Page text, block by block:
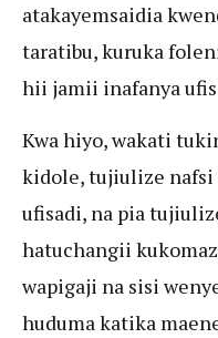
atakayemsaidia
taratibu, kuruka
hii jamii inafanya
Kwa hiyo, wakati
kidole, tujiulize nafsi
ufisadi, na pia
hatuchangii
wapigaji na sisi
huduma katika